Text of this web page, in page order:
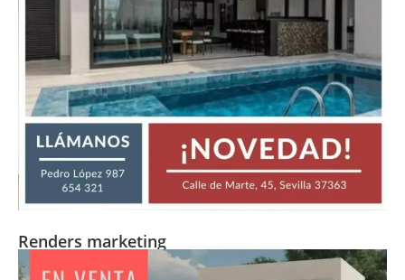
Renders marketing